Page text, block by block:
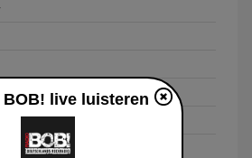
BOB! live luisteren